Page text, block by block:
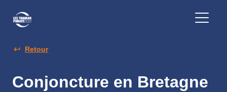
Retour
Conjoncture en Bretagne